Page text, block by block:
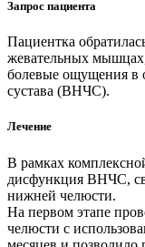
Запрос пациента
Пациентка
жевательных
болевые ощущения в
сустава (ВНЧС).
Лечение
В рамках
дисфункция ВНЧС,
нижней челюсти.
На первом этапе
челюсти с